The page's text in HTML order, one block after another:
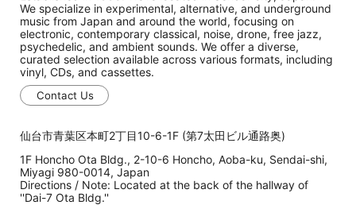
We specialize in experimental, alternative, and underground
music from Japan and around the world, focusing on
electronic, contemporary classical, noise, drone, free jazz,
psychedelic, and ambient sounds. We offer a diverse,
curated selection available across various formats, including
vinyl, CDs, and cassettes.
Contact Us
仙台市青葉区本町2丁目10-6-1F (第7太田ビル通路奥)
1F Honcho Ota Bldg., 2-10-6 Honcho, Aoba-ku, Sendai-shi,
Miyagi 980-0014, Japan
Directions / Note: Located at the back of the hallway of
''Dai-7 Ota Bldg.''